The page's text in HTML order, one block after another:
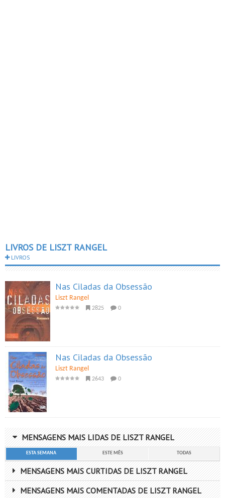
LIVROS DE LISZT RANGEL
LIVROS
Nas Ciladas da Obsessão
Liszt Rangel
2825 0
Nas Ciladas da Obsessão
Liszt Rangel
2643 0
MENSAGENS MAIS LIDAS DE LISZT RANGEL
ESTA SEMANA ESTE MÊS TODAS
MENSAGENS MAIS CURTIDAS DE LISZT RANGEL
MENSAGENS MAIS COMENTADAS DE LISZT RANGEL